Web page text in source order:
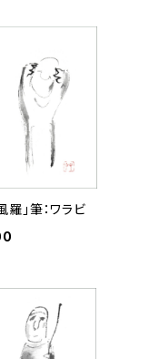
羅」筆：ワラビ